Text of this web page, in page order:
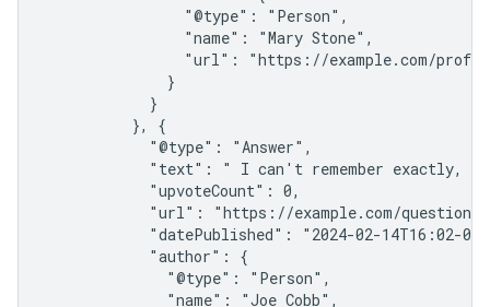
                "@type": "Person",
                "name": "Mary Stone",
"url": "https://example.com/
              }
            }
          }, {
            "@type": "Answer",
"text": " I can't remember exactly,
            "upvoteCount": 0,
"url": "https://example.com/
"datePublished": "2024-02-14T16:02-
            "author": {
              "@type": "Person",
              "name": "Joe Cobb",